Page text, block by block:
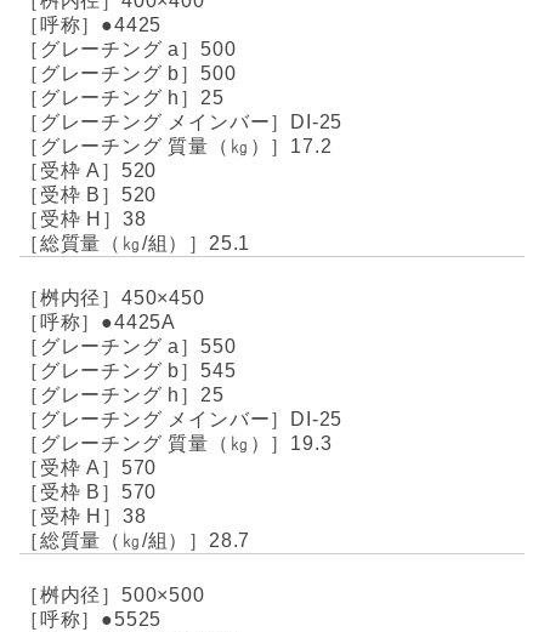
●4425
500
500
25
DI-25
17.2
520
520
38
25.1
450×450
●4425A
550
545
25
DI-25
19.3
570
570
38
28.7
500×500
●5525